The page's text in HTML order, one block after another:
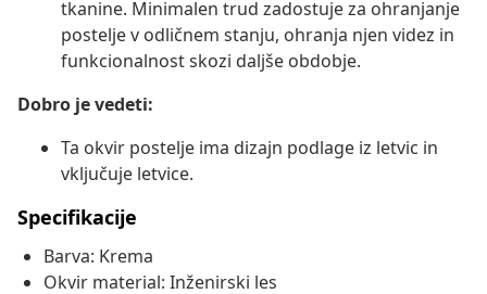
tkanine. Minimalen trud zadostuje za ohranjanje
postelje v odličnem stanju, ohranja njen videz in
funkcionalnost skozi daljše obdobje.
Dobro je vedeti:
Ta okvir postelje ima dizajn podlage iz letvic in
vključuje letvice.
Specifikacije
Barva: Krema
Okvir material: Inženirski les